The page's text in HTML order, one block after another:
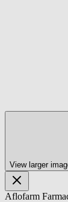
View larger
Aflofarm